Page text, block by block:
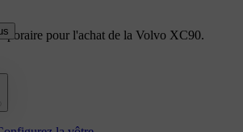
pour l'achat de la Volvo XC90.